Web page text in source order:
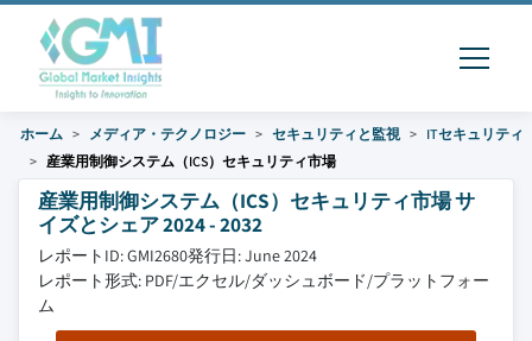
ホーム メディア・テクノロジー セキュリティと監視
ITセキュリティ
産業用制御システム（ICS）セキュリティ市場
産業用制御システム（ICS）セキュリティ市場 サ
イズとシェア 2024 - 2032
レポートID: GMI2680発行日: June 2024
レポート形式: PDF/エクセル/ダッシュボード/プラットフォー
ム